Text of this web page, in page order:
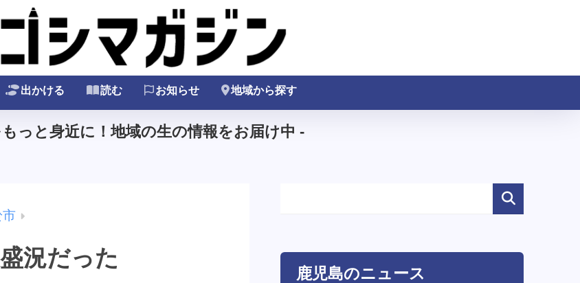
出かける 読む お知らせ 地域から探す
っと身近に！地域の生の情報をお届け中 -
市
況だった
鹿児島のニュース